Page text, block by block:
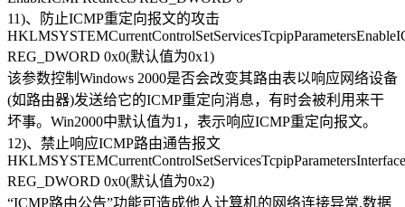
11)、防止ICMP重定向报文的攻击
REG_DWORD 0x0(默认值为0x1)
该参数控制Windows 2000是否会改变其路由表以响应网络设备
(如路由器)发送给它的ICMP重定向消息，有时会被利用来干
坏事。Win2000中默认值为1，表示响应ICMP重定向报文。
12)、禁止响应ICMP路由通告报文
REG_DWORD 0x0(默认值为0x2)
“ICMP路由公告”功能可造成他人计算机的网络连接异常,数据